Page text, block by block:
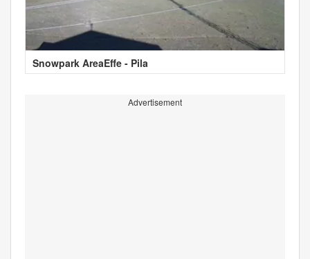
Snowpark AreaEffe - Pila
Advertisement